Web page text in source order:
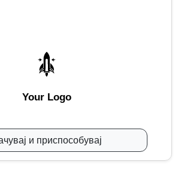
Your Logo
и приспособувај